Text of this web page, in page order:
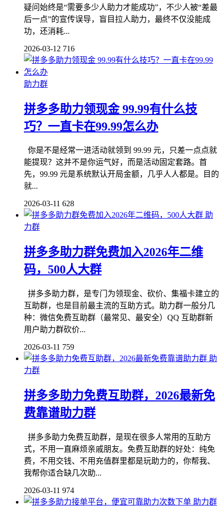
疑问始终是“需要多少人助力才能成功”，不少人被“差最
后一点”的宣传误导，盲目拉人助力，最终不仅没能成
功，还消耗...
2026-03-12 716
助力群
拼多多助力领现金 99.99有什么技
巧？一直卡在99.99怎么办
你是不是经常一进活动就领到 99.99 元，只差一点点就
能提现？这并不是你运气好，而是活动固定套路。首
先，99.99 元是系统默认开局金额，几乎人人都是。目的
就...
2026-03-11 628
助
力群
拼多多助力群免费加入2026年二维
码，500人大群
拼多多助力群，是专门为领现金、砍价、集福卡建立的
互助群，也是目前最主流的互助方式。助力群一般分几
种：微信免费互助群（最常见、最安全）QQ 互助群新
用户助力群砍价...
2026-03-11 759
助
力群
拼多多助力免费互助群，2026最新免
费靠谱助力群
拼多多助力免费互助群，是现在很多人常用的互助方
式，不用一直麻烦亲戚朋友。免费互助群的好处：纯免
费，不用交钱、不用充值群里都是玩助力的，你帮我、
我帮你适合缺几次助...
2026-03-11 974
助力群